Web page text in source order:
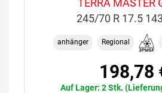
TERRA MASTER
245/70 R 17.5
anhänger Regional
198,78
Auf Lager: 2 Stk.